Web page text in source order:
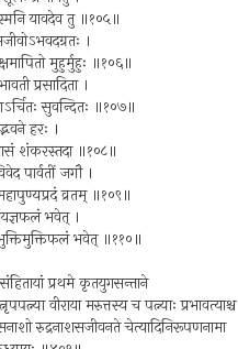
यावदेव तु ॥१०५॥
।
मुहुर्मुहुः ॥१०६॥
प्रसादिता ।
सुवन्दितः ॥१०७॥
हरः ।
शंकरस्तदा ॥१०८॥
पार्वतीं जगौ ।
व्रतम् ॥१०९॥
भवेत् ।
भवेत् ॥११०॥
प्रथमे कृतयुगसन्ताने
वीराया मरुत्तस्य च पत्न्याः प्रभावत्याश्च
रुद्रनाशसजीवनते चेत्यादिनिरूपणनामा